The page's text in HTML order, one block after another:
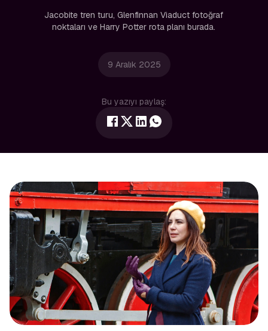
Jacobite tren turu, Glenfinnan Viaduct fotoğraf
noktaları ve Harry Potter rota planı burada.
9 Aralık 2025
Bu yazıyı paylaş: